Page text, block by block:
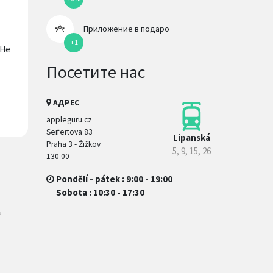
+1
Приложение в подаро
Посетите нас
АДРЕС
appleguru.cz
Seifertova 83
Praha 3 - Žižkov
130 00
Lipanská
5, 9, 15, 26
Pondělí - pátek : 9:00 - 19:00
Sobota : 10:30 - 17:30